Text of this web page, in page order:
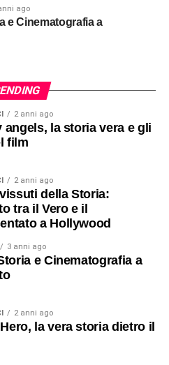
ago
2 anni ago
angels, la storia vera e gli
film
2 anni ago
della Storia:
tra il Vero e il
a Hollywood
3 anni ago
e Cinematografia a
2 anni ago
la vera storia dietro il